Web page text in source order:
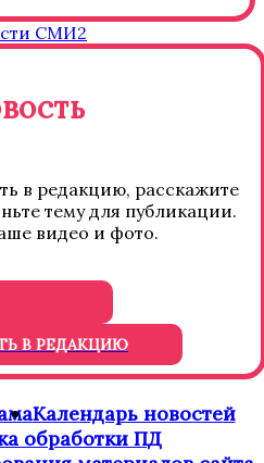
СМИ2
в редакцию, расскажите
тему для публикации.
видео и фото.
В РЕДАКЦИЮ
Календарь новостей
обработки ПД